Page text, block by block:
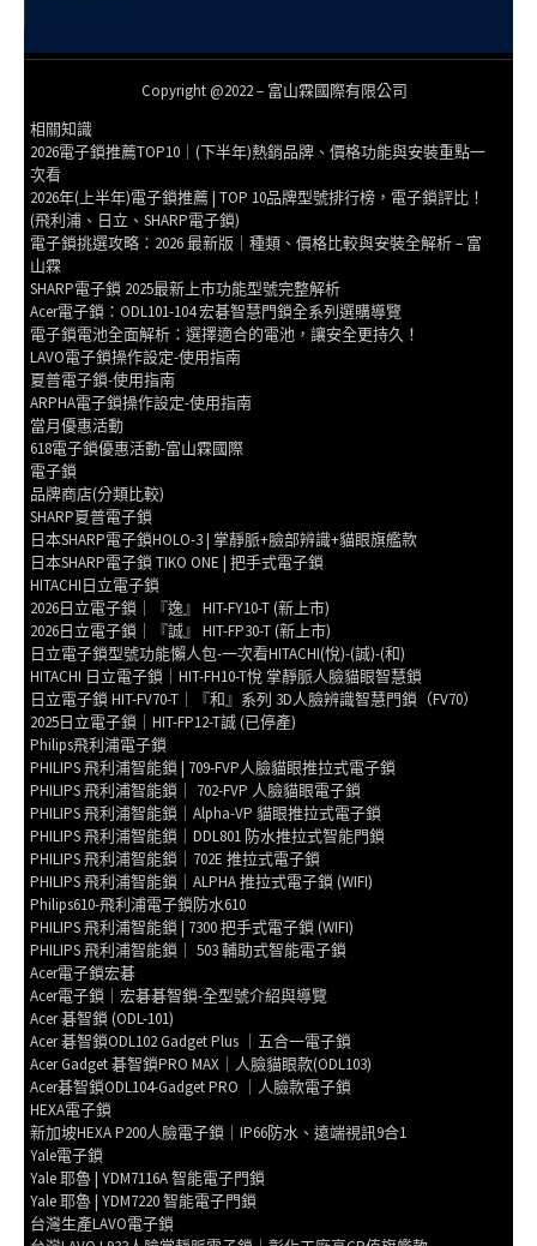
Copyright @2022 – 富山霖國際有限公司
相關知識
2026電子鎖推薦TOP10｜(下半年)熱銷品牌、價格功能與安裝重點一
次看
2026年(上半年)電子鎖推薦 | TOP 10品牌型號排行榜，電子鎖評比！
(飛利浦、日立、SHARP電子鎖)
電子鎖挑選攻略：2026 最新版｜種類、價格比較與安裝全解析 – 富
山霖
SHARP電子鎖 2025最新上市功能型號完整解析
Acer電子鎖：ODL101-104 宏碁智慧門鎖全系列選購導覽
電子鎖電池全面解析：選擇適合的電池，讓安全更持久！
LAVO電子鎖操作設定-使用指南
夏普電子鎖-使用指南
ARPHA電子鎖操作設定-使用指南
當月優惠活動
618電子鎖優惠活動-富山霖國際
電子鎖
品牌商店(分類比較)
SHARP夏普電子鎖
日本SHARP電子鎖HOLO-3 | 掌靜脈+臉部辨識+貓眼旗艦款
日本SHARP電子鎖 TIKO ONE | 把手式電子鎖
HITACHI日立電子鎖
2026日立電子鎖｜『逸』 HIT-FY10-T (新上市)
2026日立電子鎖｜『誠』 HIT-FP30-T (新上市)
日立電子鎖型號功能懶人包-一次看HITACHI(悅)-(誠)-(和)
HITACHI 日立電子鎖｜HIT-FH10-T悅 掌靜脈人臉貓眼智慧鎖
日立電子鎖 HIT-FV70-T｜『和』系列 3D人臉辨識智慧門鎖（FV70）
2025日立電子鎖｜HIT-FP12-T誠 (已停產)
Philips飛利浦電子鎖
PHILIPS 飛利浦智能鎖 | 709-FVP人臉貓眼推拉式電子鎖
PHILIPS 飛利浦智能鎖｜ 702-FVP 人臉貓眼電子鎖
PHILIPS 飛利浦智能鎖｜Alpha-VP 貓眼推拉式電子鎖
PHILIPS 飛利浦智能鎖｜DDL801 防水推拉式智能門鎖
PHILIPS 飛利浦智能鎖｜702E 推拉式電子鎖
PHILIPS 飛利浦智能鎖｜ALPHA 推拉式電子鎖 (WIFI)
Philips610-飛利浦電子鎖防水610
PHILIPS 飛利浦智能鎖 | 7300 把手式電子鎖 (WIFI)
PHILIPS 飛利浦智能鎖｜ 503 輔助式智能電子鎖
Acer電子鎖宏碁
Acer電子鎖｜宏碁碁智鎖-全型號介紹與導覽
Acer 碁智鎖 (ODL-101)
Acer 碁智鎖ODL102 Gadget Plus ｜五合一電子鎖
Acer Gadget 碁智鎖PRO MAX｜人臉貓眼款(ODL103)
Acer碁智鎖ODL104-Gadget PRO ｜人臉款電子鎖
HEXA電子鎖
新加坡HEXA P200人臉電子鎖｜IP66防水、遠端視訊9合1
Yale電子鎖
Yale 耶魯 | YDM7116A 智能電子門鎖
Yale 耶魯 | YDM7220 智能電子門鎖
台灣生產LAVO電子鎖